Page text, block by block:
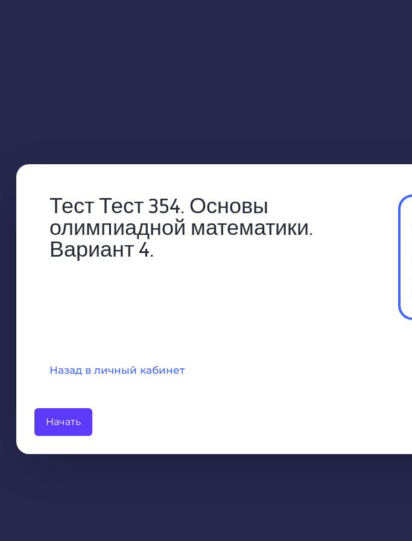
Тест Тест 354. Основы
олимпиадной математики.
Вариант 4.
Назад в личный кабинет
Начать